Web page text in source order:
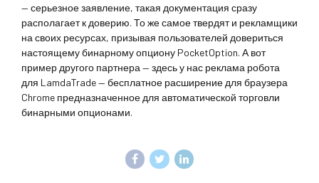
— серьезное заявление, такая документация сразу
располагает к доверию. То же самое твердят и рекламщики
на своих ресурсах, призывая пользователей довериться
настоящему бинарному опциону PocketOption. А вот
пример другого партнера — здесь у нас реклама робота
для LamdaTrade — бесплатное расширение для браузера
Chrome предназначенное для автоматической торговли
бинарными опционами.